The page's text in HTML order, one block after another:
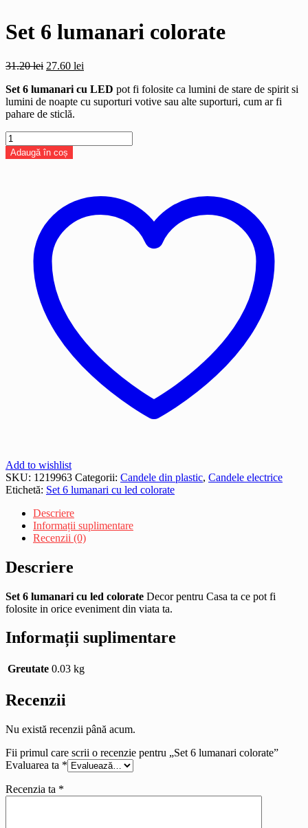
Set 6 lumanari colorate
31.20lei Prețul
a
fost:
31.20 lei.
27.60 lei
este:
27.60 lei.
Set 6 lumanari cu LED pot fi folosite ca lumini de stare de spirit si
lumini de noapte cu suporturi votive sau alte suporturi, cum ar fi
pahare de sticlă.
Cantitate
Set
6
Adaugă în coș
Add to wishlist
SKU: 1219963 Categorii: Candele din plastic, Candele electrice
Etichetă: Set 6 lumanari cu led colorate
Descriere
Informații suplimentare
Recenzii (0)
Descriere
Set 6 lumanari cu led colorate Decor pentru Casa ta ce pot fi
folosite in orice eveniment din viata ta.
Informații suplimentare
Greutate 0.03 kg
Recenzii
Nu există recenzii până acum.
Fii primul care scrii o recenzie pentru „Set 6 lumanari colorate”
Evaluarea ta *
Recenzia ta *